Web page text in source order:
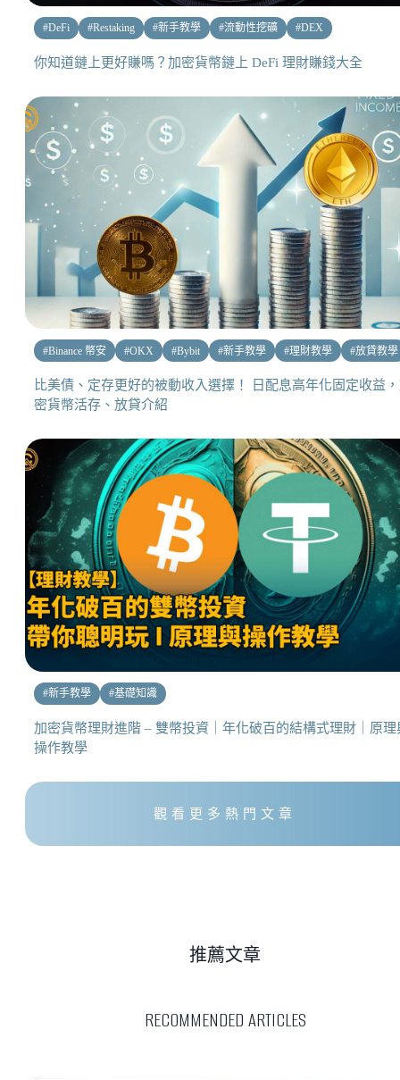
#DeFi #Restaking #新手教學 #流動性挖礦 #DEX
你知道鏈上更好賺嗎？加密貨幣鏈上 DeFi 理財賺錢大全
#Binance 幣安 #OKX #Bybit #新手教學 #理財教學 #放貸教學
比美債、定存更好的被動收入選擇！ 日配息高年化固定收益
密貨幣活存、放貸介紹
#新手教學 #基礎知識
加密貨幣理財進階 – 雙幣投資｜年化破百的結構式理財｜原理
操作教學
觀看更多熱門文章
RECOMMENDED ARTICLES
推薦文章